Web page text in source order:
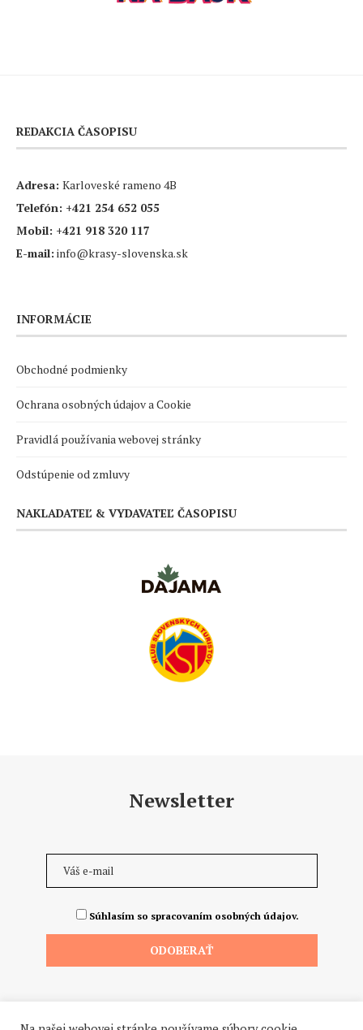
REDAKCIA ČASOPISU
Adresa: Karloveské rameno 4B
Telefón: +421 254 652 055
Mobil: +421 918 320 117
E-mail: info@krasy-slovenska.sk
INFORMÁCIE
Obchodné podmienky
Ochrana osobných údajov a Cookie
Pravidlá používania webovej stránky
Odstúpenie od zmluvy
NAKLADATEĽ & VYDAVATEĽ ČASOPISU
Newsletter
Súhlasím so spracovaním osobných údajov.